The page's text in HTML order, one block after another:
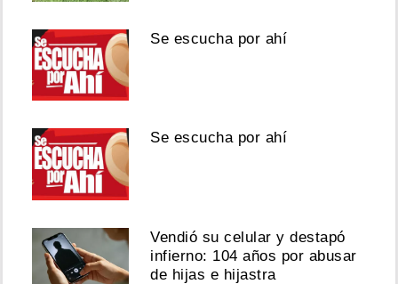
Se escucha por ahí
Se escucha por ahí
Vendió su celular y destapó
infierno: 104 años por abusar
de hijas e hijastra